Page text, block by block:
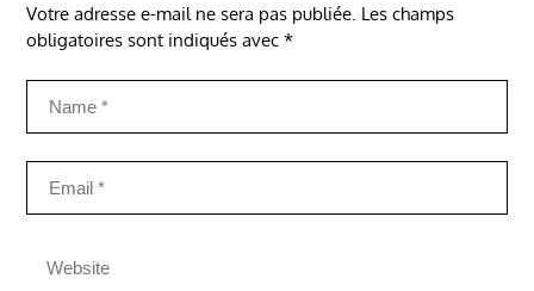
Votre adresse e-mail ne sera pas publiée. Les champs
obligatoires sont indiqués avec*